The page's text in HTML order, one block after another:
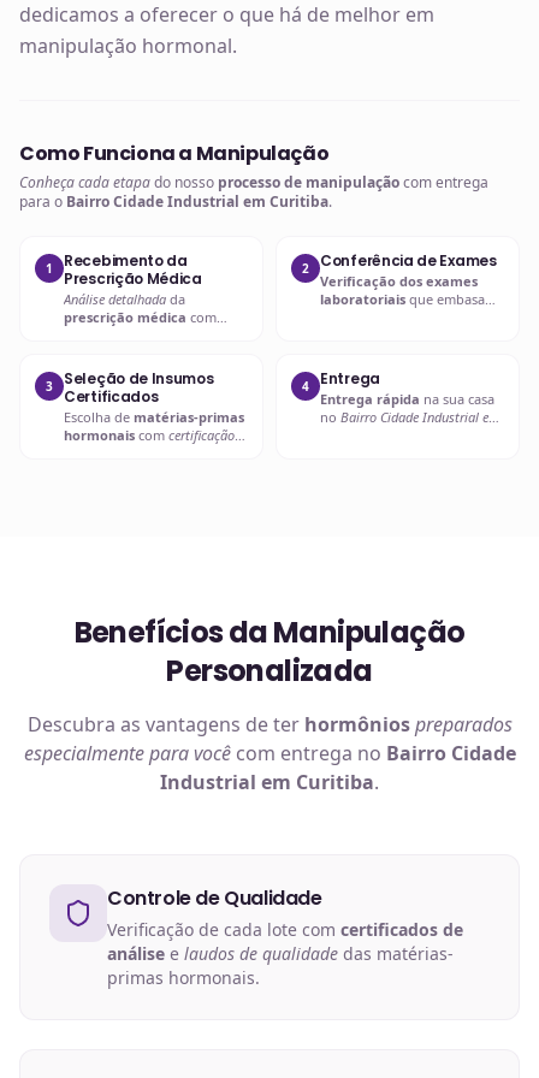
dedicamos a oferecer o que há de melhor em
manipulação hormonal.
Como Funciona a Manipulação
Conheça cada etapado nosso processo de manipulaçãocom entrega
para o Bairro Cidade Industrial em Curitiba.
1
Recebimento da
Prescrição Médica
Análise detalhada da
prescrição médica com
2 Conferência de Exames
Verificação dos exames
laboratoriais que embasam
3
Seleção de Insumos
Certificados
Escolha de matérias-primas
hormonais com certificação
4 Entrega
Entrega rápida na sua casa
no Bairro Cidade Industrial em
Benefícios da Manipulação
Personalizada
Descubra as vantagens de ter hormônios preparados
especialmente para vocêcom entrega no Bairro Cidade
Industrial em Curitiba.
Controle de Qualidade
Verificação de cada lote com certificados de
análise e laudos de qualidade das matérias-
primas hormonais.